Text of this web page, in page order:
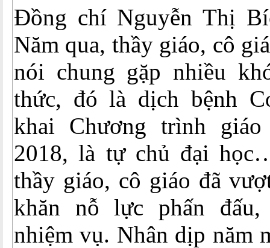
Đồng chí Nguyễn Thị
Năm qua, thầy giáo, cô
nói chung gặp nhiều
thức, đó là dịch bệnh
khai Chương trình
2018, là tự chủ đại
thầy giáo, cô giáo đã
khăn nỗ lực phấn
nhiệm vụ. Nhân dịp năm